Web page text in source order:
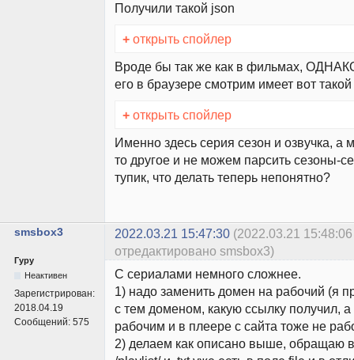
Получили такой json
+ открыть спойлер
Вроде бы так же как в фильмах,
его в браузере смотрим имеет вот такой
+ открыть спойлер
Именно здесь серия сезон и озвучка, а
то другое и не можем парсить сезоны-
тупик, что делать теперь непонятно?
smsbox3 2022.03.21 15:47:30 (2022.03.21 15:48:06
отредактировано smsbox3)
Гуру
Неактивен
Зарегистрирован:
2018.04.19
Сообщений: 575
С сериалами немного сложнее.
1) надо заменить домен на рабочий (я
с тем доменом, какую ссылку получил, а
рабочим и в плеере с сайта тоже не
2) делаем как описано выше, обращаю